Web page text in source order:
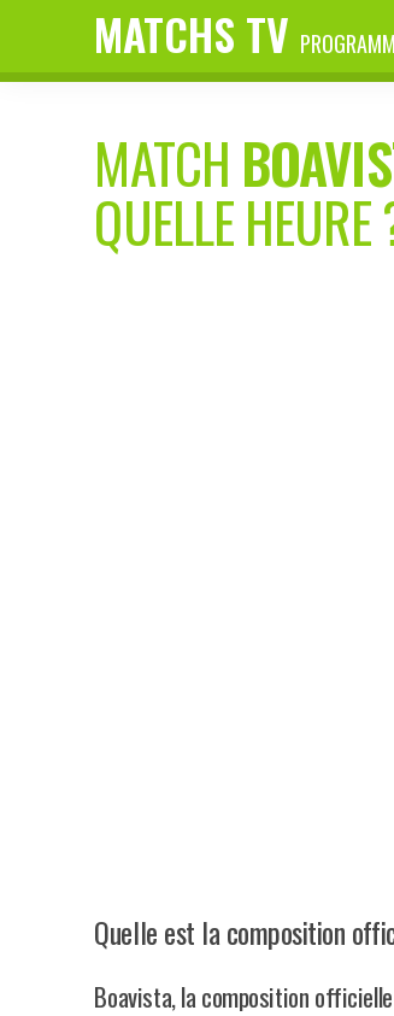
MATCHS TV
MATCH
QUELLE HEURE
Quelle est la composition
Boavista, la composition